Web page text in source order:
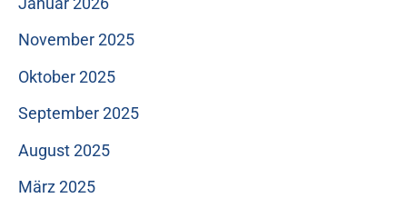
November 2025
Oktober 2025
September 2025
August 2025
März 2025